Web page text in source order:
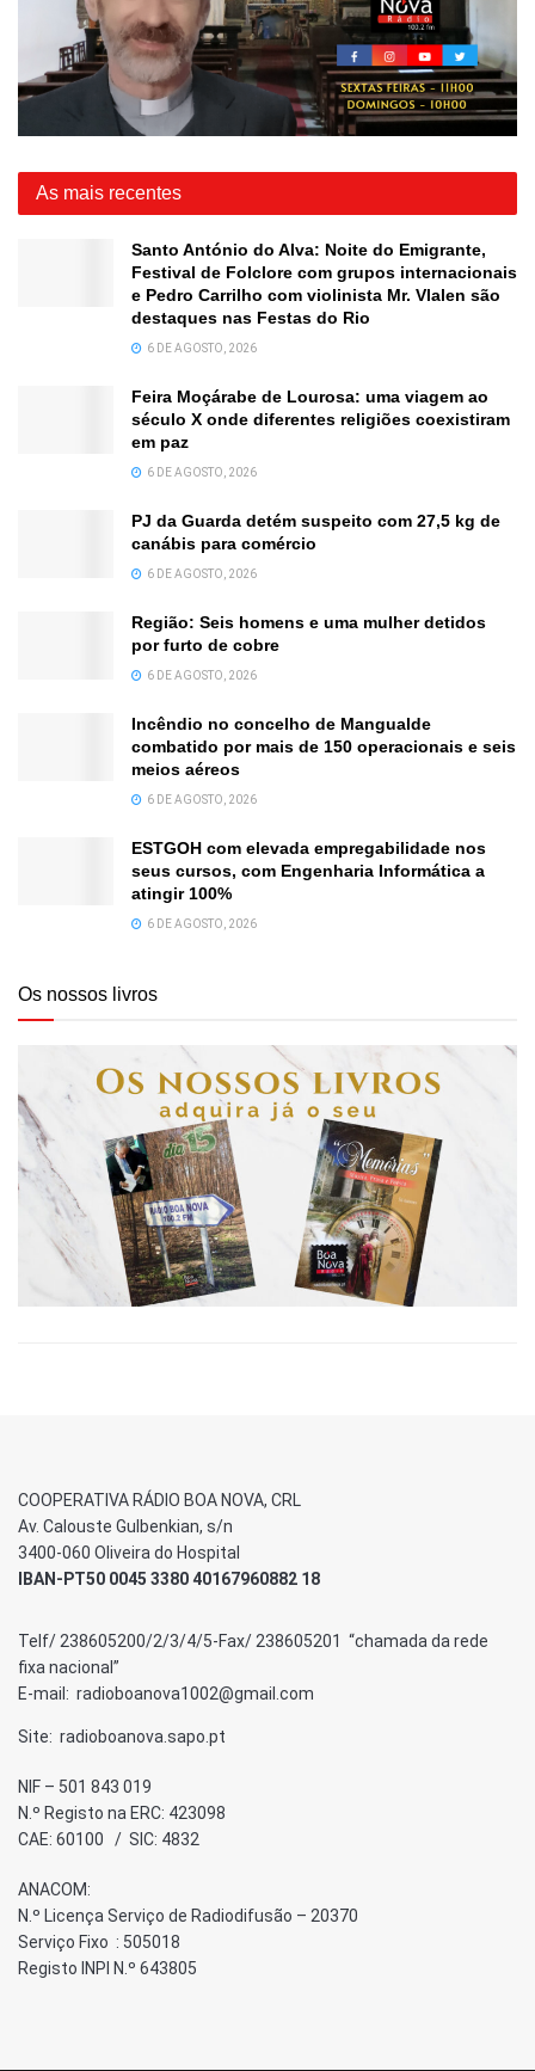
As mais recentes
Santo António do Alva: Noite do Emigrante,
Festival de Folclore com grupos internacionais
e Pedro Carrilho com violinista Mr. Vlalen são
destaques nas Festas do Rio
6 DE AGOSTO, 2026
Feira Moçárabe de Lourosa: uma viagem ao
século X onde diferentes religiões coexistiram
em paz
6 DE AGOSTO, 2026
PJ da Guarda detém suspeito com 27,5 kg de
canábis para comércio
6 DE AGOSTO, 2026
Região: Seis homens e uma mulher detidos
por furto de cobre
6 DE AGOSTO, 2026
Incêndio no concelho de Mangualde
combatido por mais de 150 operacionais e seis
meios aéreos
6 DE AGOSTO, 2026
ESTGOH com elevada empregabilidade nos
seus cursos, com Engenharia Informática a
atingir 100%
6 DE AGOSTO, 2026
Os nossos livros
COOPERATIVA RÁDIO BOA NOVA, CRL
Av. Calouste Gulbenkian, s/n
3400-060 Oliveira do Hospital
IBAN-PT50 0045 3380 40167960882 18
Telf/ 238605200/2/3/4/5-Fax/ 238605201 “chamada da rede
fixa nacional”
E-mail: radioboanova1002@gmail.com
Site: radioboanova.sapo.pt
NIF – 501 843 019
N.º Registo na ERC: 423098
CAE: 60100 / SIC: 4832
ANACOM:
N.º Licença Serviço de Radiodifusão – 20370
Serviço Fixo : 505018
Registo INPI N.º 643805